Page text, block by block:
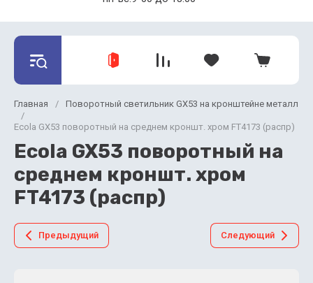
Главная /
Поворотный светильник GX53 на кронштейне металл
/
Ecola GX53 поворотный на среднем кроншт. хром FT4173 (распр)
Ecola GX53 поворотный на
среднем кроншт. хром
FT4173 (распр)
Предыдущий Следующий